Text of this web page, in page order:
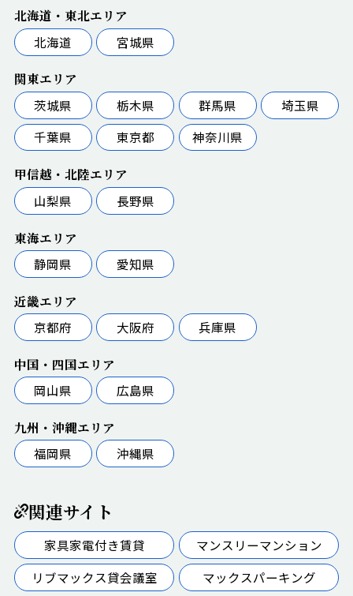
北海道・東北エリア
北海道
宮城県
関東エリア
茨城県
栃木県 群馬県
埼玉県
千葉県
東京都 神奈川県
甲信越・北陸エリア
山梨県
長野県
東海エリア
静岡県
愛知県
近畿エリア
京都府
大阪府 兵庫県
中国・四国エリア
岡山県
広島県
九州・沖縄エリア
福岡県
沖縄県
関連サイト
家具家電付き賃貸
マンスリーマンション
リブマックス貸会議室
マックスパーキング